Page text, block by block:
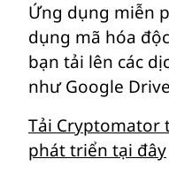
Ứng dụng miễn
dụng mã hóa
bạn tải lên các
như Google
Tải Cryptomator
phát triển tại đây